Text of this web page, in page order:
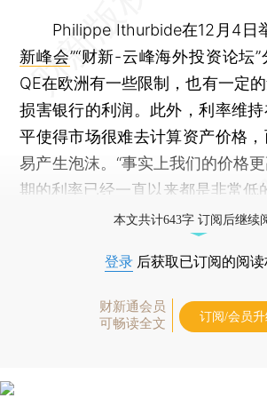
Philippe Ithurbide在12月4日
新峰会”“财新-云峰海外投资论坛”
QE在欧洲有一些限制，也有一定
损害银行的利润。此外，利率维
平使得市场很难去计算资产价格
易产生泡沫。“事实上我们的价格
期的利率已经一直以来都是非常低
本文共计643字 订阅后继续
登录 后获取已订阅的阅读
财新通会员
可畅读全文
订阅/会员升